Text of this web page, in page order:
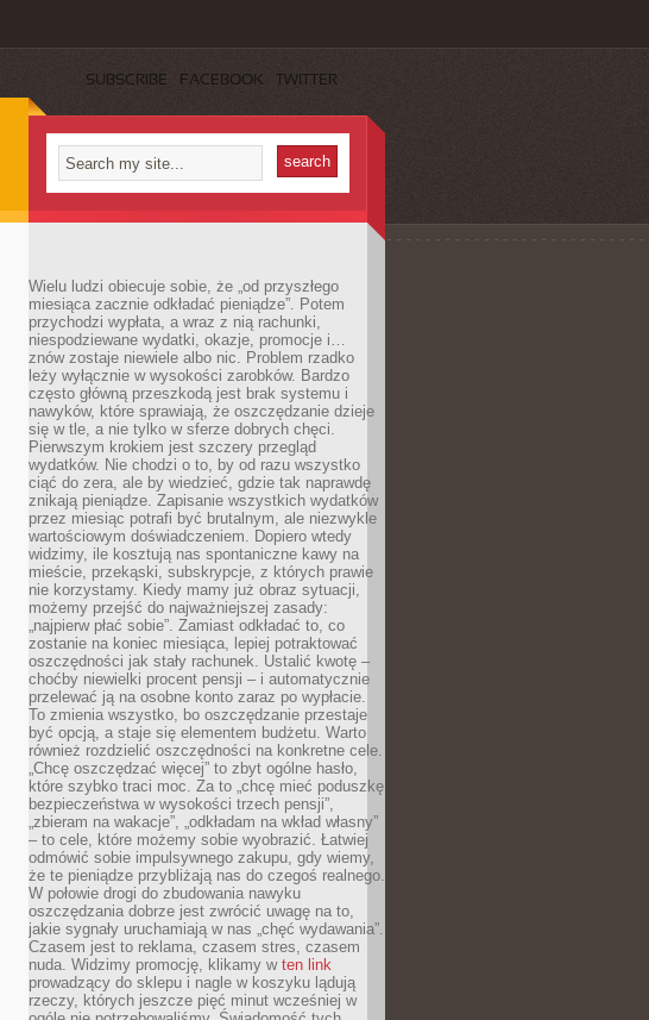
SUBSCRIBE FACEBOOK TWITTER
Wielu ludzi obiecuje sobie, że „od przyszłego
miesiąca zacznie odkładać pieniądze”. Potem
przychodzi wypłata, a wraz z nią rachunki,
niespodziewane wydatki, okazje, promocje i…
znów zostaje niewiele albo nic. Problem rzadko
leży wyłącznie w wysokości zarobków. Bardzo
często główną przeszkodą jest brak systemu i
nawyków, które sprawiają, że oszczędzanie dzieje
się w tle, a nie tylko w sferze dobrych chęci.
Pierwszym krokiem jest szczery przegląd
wydatków. Nie chodzi o to, by od razu wszystko
ciąć do zera, ale by wiedzieć, gdzie tak naprawdę
znikają pieniądze. Zapisanie wszystkich wydatków
przez miesiąc potrafi być brutalnym, ale niezwykle
wartościowym doświadczeniem. Dopiero wtedy
widzimy, ile kosztują nas spontaniczne kawy na
mieście, przekąski, subskrypcje, z których prawie
nie korzystamy. Kiedy mamy już obraz sytuacji,
możemy przejść do najważniejszej zasady:
„najpierw płać sobie”. Zamiast odkładać to, co
zostanie na koniec miesiąca, lepiej potraktować
oszczędności jak stały rachunek. Ustalić kwotę –
choćby niewielki procent pensji – i automatycznie
przelewać ją na osobne konto zaraz po wypłacie.
To zmienia wszystko, bo oszczędzanie przestaje
być opcją, a staje się elementem budżetu. Warto
również rozdzielić oszczędności na konkretne cele.
„Chcę oszczędzać więcej” to zbyt ogólne hasło,
które szybko traci moc. Za to „chcę mieć poduszkę
bezpieczeństwa w wysokości trzech pensji”,
„zbieram na wakacje”, „odkładam na wkład własny”
– to cele, które możemy sobie wyobrazić. Łatwiej
odmówić sobie impulsywnego zakupu, gdy wiemy,
że te pieniądze przybliżają nas do czegoś realnego.
W połowie drogi do zbudowania nawyku
oszczędzania dobrze jest zwrócić uwagę na to,
jakie sygnały uruchamiają w nas „chęć wydawania”.
Czasem jest to reklama, czasem stres, czasem
nuda. Widzimy promocję, klikamy w ten link
prowadzący do sklepu i nagle w koszyku lądują
rzeczy, których jeszcze pięć minut wcześniej w